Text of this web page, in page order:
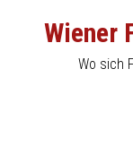
Wiener
Wo sich